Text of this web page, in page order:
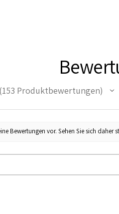
153 Produktbewertungen
Bewertungen vor. Sehen Sie sich daher